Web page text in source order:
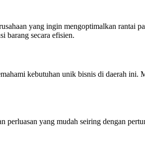
yang ingin mengoptimalkan rantai
barang secara efisien.
kebutuhan unik bisnis di daerah ini.
perluasan yang mudah seiring dengan